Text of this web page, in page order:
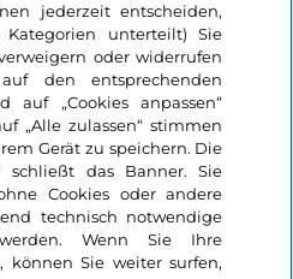
jederzeit entscheiden,
Kategorien unterteilt) Sie
oder widerrufen
den entsprechenden
auf „Cookies anpassen“
„Alle zulassen“ stimmen
Gerät zu speichern. Die
schließt das Banner. Sie
Cookies oder andere
technisch notwendige
Wenn Sie Ihre
können Sie weiter surfen,